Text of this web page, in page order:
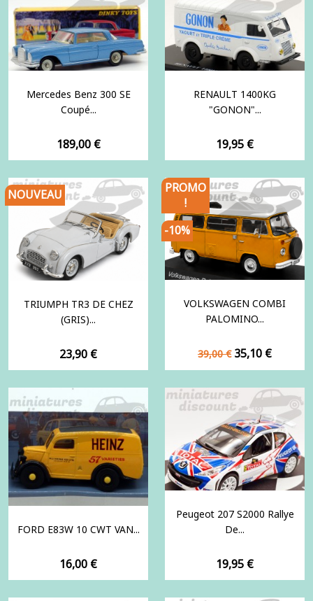
Mercedes Benz 300 SE
Coupé...
Prix
189,00 €
RENAULT 1400KG
"GONON"...
Prix
19,95 €
TRIUMPH TR3 DE CHEZ
(GRIS)...
Prix
23,90 €
NOUVEAU
VOLKSWAGEN COMBI
PALOMINO...
Prix
de
39,00 € Prix
35,10 €
PROMO
!
-10%
FORD E83W 10 CWT VAN...
Prix
16,00 €
Peugeot 207 S2000 Rallye
De...
Prix
19,95 €